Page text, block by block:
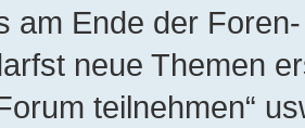
am Ende der
neue Themen
teilnehmen“